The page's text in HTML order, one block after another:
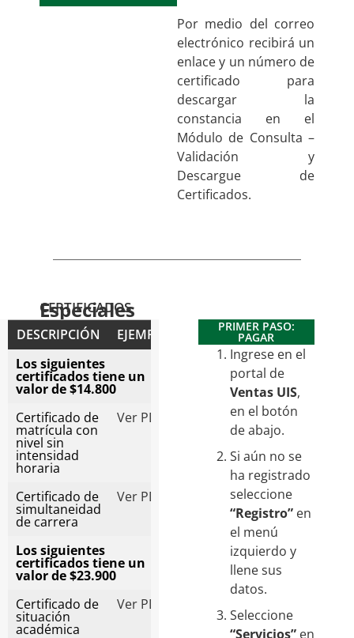
Por medio del correo
electrónico recibirá un
enlace y un número de
certificado para
descargar la
constancia en el
Módulo de Consulta –
Validación y
Descargue de
Certificados.
CERTIFICADOS
Especiales
DESCRIPCIÓN
EJEMPLO
Los siguientes
certificados tiene un
valor de $14.800
Certificado de
matrícula con
nivel sin
intensidad
horaria
Ver PDF
Certificado de
simultaneidad
de carrera
Ver PDF
Los siguientes
certificados tiene un
valor de $23.900
Certificado de
situación
académica
Ver PDF
PRIMER PASO:
PAGAR
Ingrese en el
portal de
Ventas UIS,
en el botón
de abajo.
Si aún no se
ha registrado
seleccione
“Registro”en
el menú
izquierdo y
llene sus
datos.
Seleccione
“Servicios”en